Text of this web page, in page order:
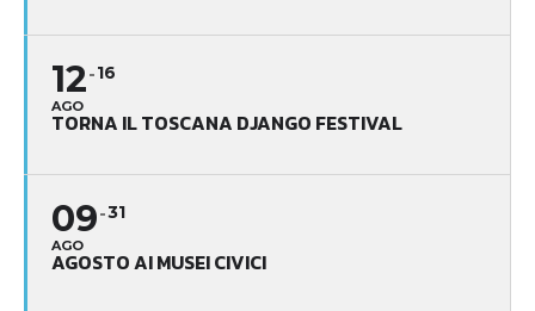
12
AGO
16
TORNA IL TOSCANA DJANGO FESTIVAL
09
AGO
31
AGOSTO AI MUSEI CIVICI